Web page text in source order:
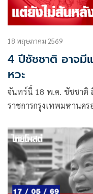
18 พฤษภาคม 2569
4 ปีชัชชาติ อาจมีแผลถลอก
หวะ
จันทร์นี้ 18 พ.ค. ชัชชาติ
ราชการกรุงเทพมหานคร